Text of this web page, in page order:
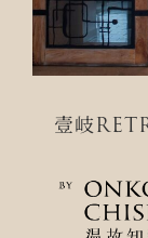
壹岐